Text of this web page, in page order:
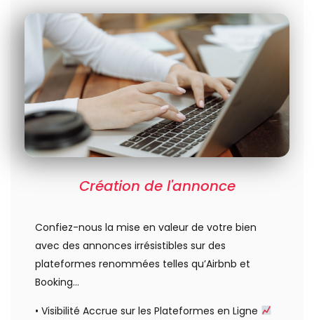
Création de l'annonce
Confiez-nous la mise en valeur de votre bien
avec des annonces irrésistibles sur des
plateformes renommées telles qu’Airbnb et
Booking…
• Visibilité Accrue sur les Plateformes en Ligne